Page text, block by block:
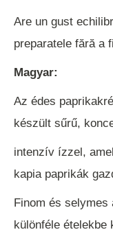
Are un gust
preparatele fără a
Magyar:
Az édes
készült sűrű,
intenzív ízzel,
kapia paprikák
Finom és selymes
különféle ételekbe